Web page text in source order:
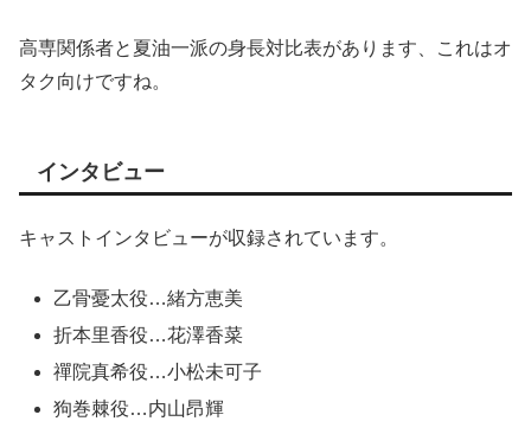
高専関係者と夏油一派の身長対比表があります、これはオ
タク向けですね。
インタビュー
キャストインタビューが収録されています。
乙骨憂太役…緒方恵美
折本里香役…花澤香菜
禪院真希役…小松未可子
狗巻棘役…内山昂輝